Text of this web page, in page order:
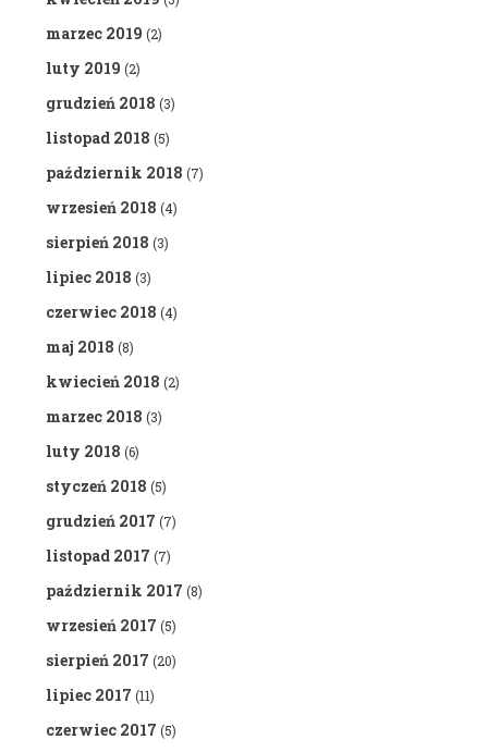
marzec 2019 (2)
luty 2019 (2)
grudzień 2018 (3)
listopad 2018 (5)
październik 2018 (7)
wrzesień 2018 (4)
sierpień 2018 (3)
lipiec 2018 (3)
czerwiec 2018 (4)
maj 2018 (8)
kwiecień 2018 (2)
marzec 2018 (3)
luty 2018 (6)
styczeń 2018 (5)
grudzień 2017 (7)
listopad 2017 (7)
październik 2017 (8)
wrzesień 2017 (5)
sierpień 2017 (20)
lipiec 2017 (11)
czerwiec 2017 (5)